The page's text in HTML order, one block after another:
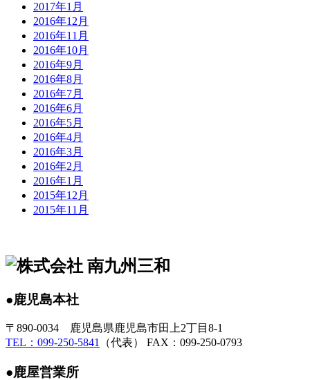
2017年1月
2016年12月
2016年11月
2016年10月
2016年9月
2016年8月
2016年7月
2016年6月
2016年5月
2016年4月
2016年3月
2016年2月
2016年1月
2015年12月
2015年11月
●鹿児島本社
〒890-0034 鹿児島県鹿児島市田上2丁目8-1
TEL：099-250-5841
（代表） FAX：099-250-0793
●鹿屋営業所